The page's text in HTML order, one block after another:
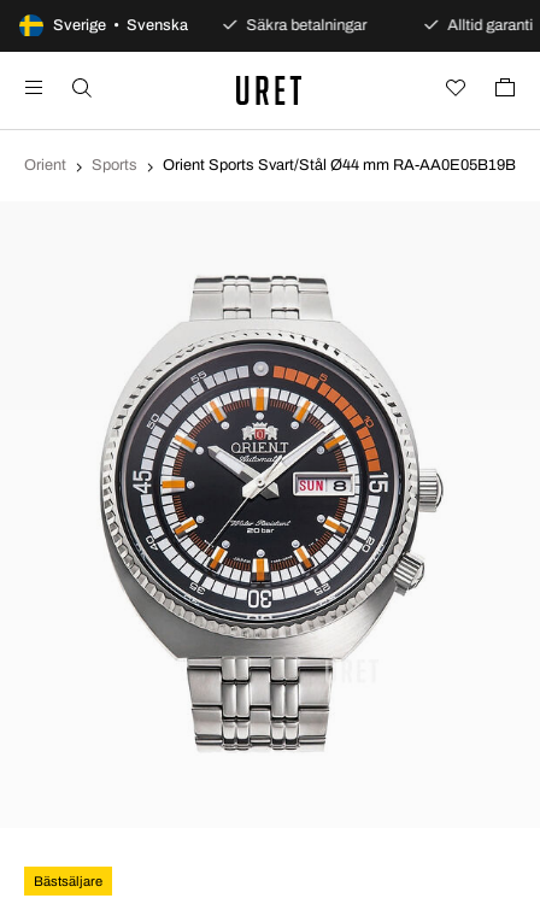
Sverige • Svenska
100 dagars öppet köp Säkra betalningar Alltid garanti
Orient Sports Orient Sports Svart/Stål Ø44 mm RA-AA0E05B19B
Bästsäljare